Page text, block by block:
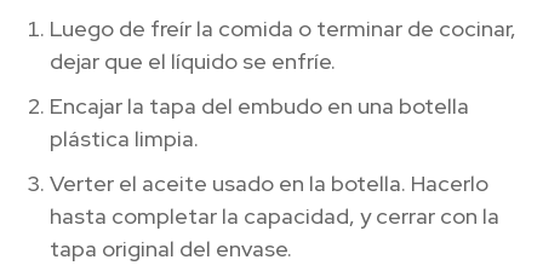
Luego de freír la comida o terminar de cocinar,
dejar que el líquido se enfríe.
Encajar la tapa del embudo en una botella
plástica limpia.
Verter el aceite usado en la botella. Hacerlo
hasta completar la capacidad, y cerrar con la
tapa original del envase.